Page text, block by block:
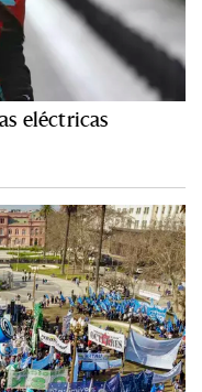
eléctricas